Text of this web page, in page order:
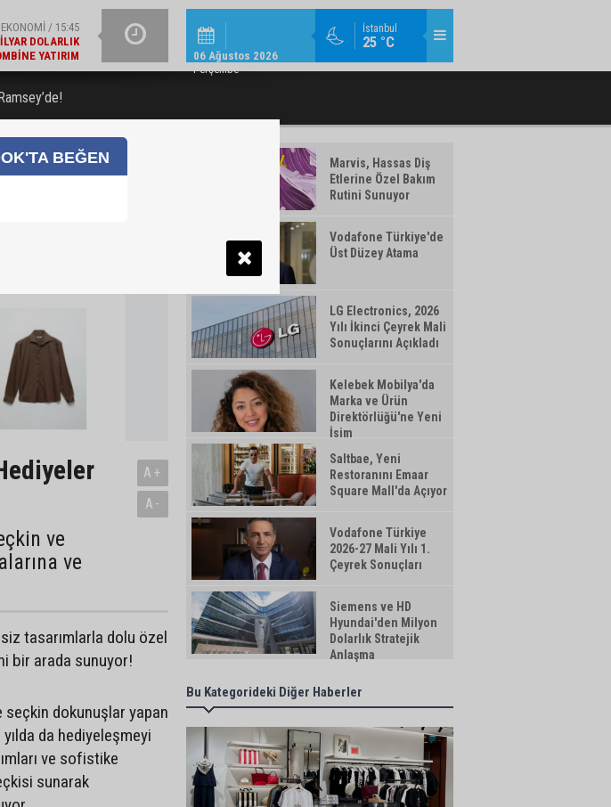
İstanbul
25 °C
06 Ağustos 2026
Perşembe
GÜNCEL / 15:21
2030 UYARISI
MODA / TREND / 14:18
YAZIN IŞILTISINI TAMAMLAYAN MAKYAJ ÜRÜNLERI WATSONS
TÜRK TELEKOM’DAN YILIN İLK
ve
ve
A+
A-
tasarımlarla dolu özel
bir arada sunuyor!
seçkin dokunuşlar yapan
da hediyeleşmeyi
ve sofistike
sunarak
Marvis, Hassas Diş
Etlerine Özel Bakım
Rutini Sunuyor
Vodafone Türkiye'de
Üst Düzey Atama
LG Electronics, 2026
Yılı İkinci Çeyrek Mali
Sonuçlarını Açıkladı
Kelebek Mobilya'da
Marka ve Ürün
Direktörlüğü'ne Yeni
İsim
Saltbae, Yeni
Restoranını Emaar
Square Mall'da Açıyor
Vodafone Türkiye
2026-27 Mali Yılı 1.
Çeyrek Sonuçları
Siemens ve HD
Hyundai'den Milyon
Dolarlık Stratejik
Anlaşma
Bu Kategorideki Diğer Haberler
BEĞEN